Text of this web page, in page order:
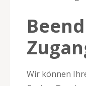
Wir können